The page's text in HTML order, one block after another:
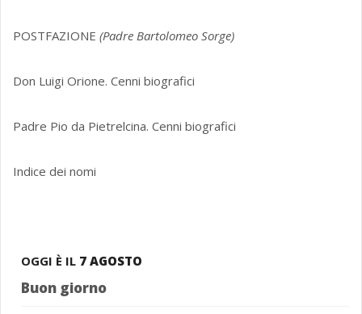
POSTFAZIONE (Padre Bartolomeo Sorge)
Don Luigi Orione. Cenni biografici
Padre Pio da Pietrelcina. Cenni biografici
Indice dei nomi
OGGI È IL 7 AGOSTO
Buon giorno